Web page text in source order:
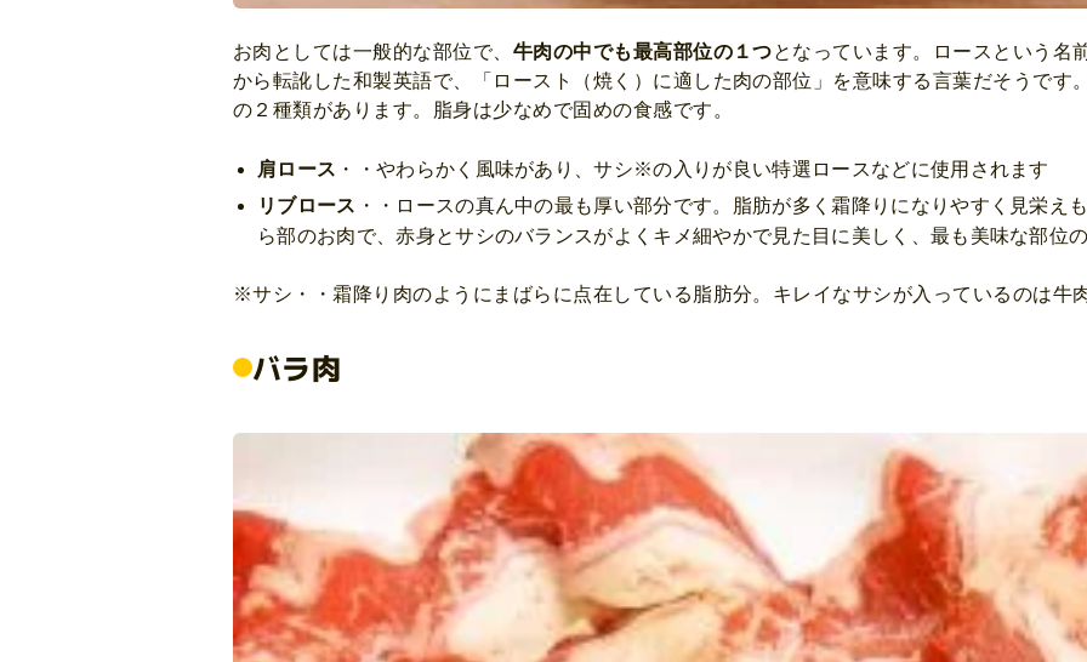
お肉としては一般的な部位で、 牛肉の中でも最高部位の１つとなっています。ロースという名
から転訛した和製英語で、「ロースト（焼く）に適した肉の部位」を意味する言葉だそうです
の２種類があります。脂身は少なめで固めの食感です。
肩ロース ・・やわらかく風味があり、サシ※の入りが良い特選ロースなどに使用されます
リブロース ・・ロースの真ん中の最も厚い部分です。脂肪が多く霜降りになりやすく見栄え
ら部のお肉で、赤身とサシのバランスがよくキメ細やかで見た目に美しく、最も美味な部位
※サシ・・霜降り肉のようにまばらに点在している脂肪分。キレイなサシが入っているのは牛
バラ肉